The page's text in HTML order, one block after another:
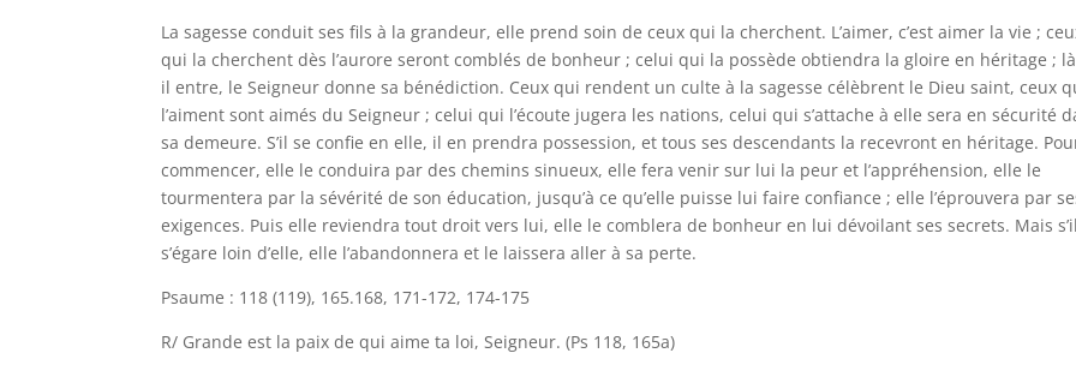
La sagesse conduit ses fils à la grandeur, elle prend soin de ceux qui la cherchent. L’aimer, c’est aimer la vie ;
qui la cherchent dès l’aurore seront comblés de bonheur ; celui qui la possède obtiendra la gloire en héritage ;
il entre, le Seigneur donne sa bénédiction. Ceux qui rendent un culte à la sagesse célèbrent le Dieu saint, ceux
l’aiment sont aimés du Seigneur ; celui qui l’écoute jugera les nations, celui qui s’attache à elle sera en sécurité
sa demeure. S’il se confie en elle, il en prendra possession, et tous ses descendants la recevront en héritage.
commencer, elle le conduira par des chemins sinueux, elle fera venir sur lui la peur et l’appréhension, elle le
tourmentera par la sévérité de son éducation, jusqu’à ce qu’elle puisse lui faire confiance ; elle l’éprouvera par
exigences. Puis elle reviendra tout droit vers lui, elle le comblera de bonheur en lui dévoilant ses secrets. Mais s’il
s’égare loin d’elle, elle l’abandonnera et le laissera aller à sa perte.
Psaume : 118 (119), 165.168, 171-172, 174-175
R/ Grande est la paix de qui aime ta loi, Seigneur. (Ps 118, 165a)